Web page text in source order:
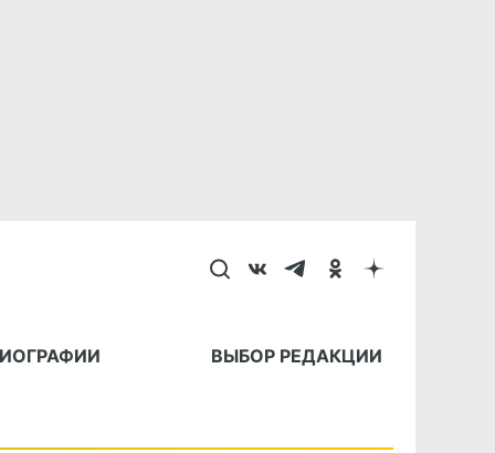
ВЫБОР РЕДАКЦИИ